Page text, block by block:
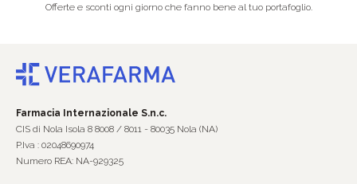
Offerte e sconti ogni giorno che fanno bene al tuo portafoglio.
Farmacia Internazionale S.n.c.
CIS di Nola Isola 8 8008 / 8011 - 80035 Nola (NA)
P.Iva : 02048690974
Numero REA: NA-929325